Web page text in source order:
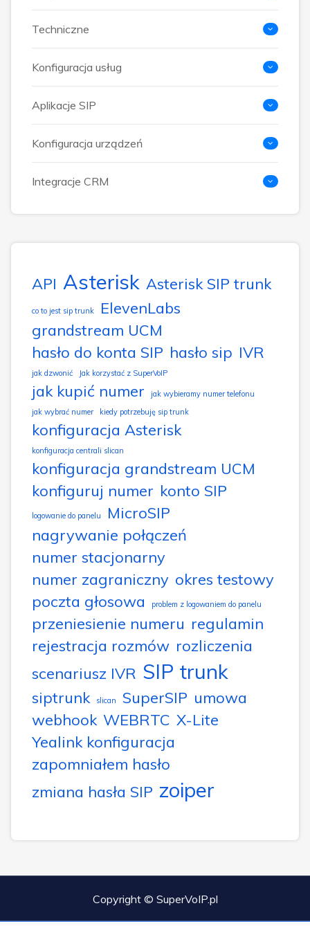
Techniczne
Konfiguracja usług
Aplikacje SIP
Konfiguracja urządzeń
Integracje CRM
API Asterisk Asterisk SIP trunk
co to jest sip trunk
ElevenLabs
grandstream UCM
hasło do konta SIP hasło sip IVR
jak dzwonić Jak korzystać z SuperVoIP
jak kupić numer
jak wybieramy numer telefonu
jak wybrać numer
kiedy potrzebuję sip trunk
konfiguracja Asterisk
konfiguracja centrali slican
konfiguracja grandstream UCM
konfiguruj numer konto SIP
logowanie do panelu
MicroSIP
nagrywanie połączeń
numer stacjonarny
numer zagraniczny okres testowy
poczta głosowa
problem z logowaniem do panelu
przeniesienie numeru regulamin
rejestracja rozmów rozliczenia
scenariusz IVR SIP trunk
siptrunk slican SuperSIP umowa
webhook WEBRTC X-Lite
Yealink konfiguracja
zapomniałem hasło
zmiana hasła SIP zoiper
Copyright © SuperVoIP.pl